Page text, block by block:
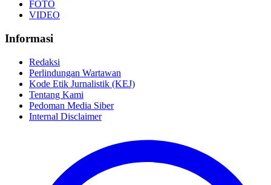
FOTO
VIDEO
Informasi
Redaksi
Perlindungan Wartawan
Kode Etik Jurnalistik (KEJ)
Tentang Kami
Pedoman Media Siber
Internal Disclaimer